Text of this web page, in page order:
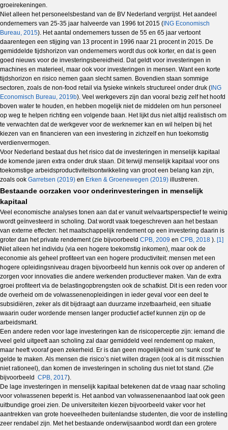
groeirekeningen.
Niet alleen het personeelsbestand van de BV Nederland vergrijst. Het aandeel
ondernemers van 25-35 jaar halveerde van 1996 tot 2015 (ING Economisch
Bureau, 2015). Het aantal ondernemers tussen de 55 en 65 jaar vertoont
daarentegen een stijging van 13 procent in 1996 naar 21 procent in 2015. De
gemiddelde tijdshorizon van ondernemers wordt dus ook korter, en dat is geen
goed nieuws voor de investeringsbereidheid. Dat geldt voor investeringen in
machines en materieel, maar ook voor investeringen in mensen. Want een korte
tijdshorizon en risico nemen gaan slecht samen. Bovendien staan sommige
sectoren, zoals de non-food retail via fysieke winkels structureel onder druk (ING
Economisch Bureau, 2019b). Veel werkgevers zijn dan vooral bezig zelf het hoofd
boven water te houden, en hebben mogelijk niet de middelen om hun personeel
op weg te helpen richting een volgende baan. Het lijkt dus niet altijd realistisch om
te verwachten dat de werkgever voor de werknemer kan en wil helpen bij het
kiezen van en financieren van een investering in zichzelf en hun toekomstig
verdienvermogen.
Voor Nederland bestaat dus het risico dat de investeringen in menselijk kapitaal
de komende jaren extra onder druk staan. Dit terwijl menselijk kapitaal voor ons
toekomstige arbeidsproductiviteitsontwikkeling van groot een belang kan zijn,
zoals ook Garretsen (2019) en Erken & Groenewegen (2019) illustreren.
Bestaande oorzaken voor onderinvesteringen in menselijk
kapitaal
Veel economische analyses tonen aan dat er vanuit welvaartsperspectief te weinig
wordt geïnvesteerd in scholing. Dat wordt vaak toegeschreven aan het bestaan
van externe effecten: het maatschappelijk rendement op een investering daarin is
groter dan het private rendement (zie bijvoorbeeld CPB, 2009 en CPB, 2018 ). [1]
Niet alleen het individu (via een hogere toekomstig inkomen), maar ook de
economie als geheel profiteert van een hogere productiviteit: mensen met een
hogere opleidingsniveau dragen bijvoorbeeld hun kennis ook over op anderen of
zorgen voor innovaties die andere werkenden productiever maken. Van de extra
groei profiteert via de belastingopbrengsten ook de schatkist. Dit is een reden voor
de overheid om de volwassenenopleidingen in ieder geval voor een deel te
subsidiëren, zeker als dit bijdraagt aan duurzame inzetbaarheid, een situatie
waarin ouder wordende mensen langer productief actief kunnen zijn op de
arbeidsmarkt.
Een andere reden voor lage investeringen kan de risicoperceptie zijn: iemand die
veel geld uitgeeft aan scholing zal daar gemiddeld veel rendement op maken,
maar heeft vooraf geen zekerheid. Er is dan geen mogelijkheid om ‘sunk cost’ te
gelde te maken. Als mensen die risico’s niet willen dragen (ook al is dit misschien
niet rationeel), dan komen de investeringen in scholing dus niet tot stand. (Zie
bijvoorbeeld CPB, 2017).
De lage investeringen in menselijk kapitaal betekenen dat de vraag naar scholing
voor volwassenen beperkt is. Het aanbod van volwassenenaanbod laat ook geen
uitbundige groei zien. De universiteiten kiezen bijvoorbeeld vaker voor het
aantrekken van grote hoeveelheden buitenlandse studenten, die voor de instelling
zeer rendabel zijn. Met het bestaande onderwijsaanbod wordt dan een grotere